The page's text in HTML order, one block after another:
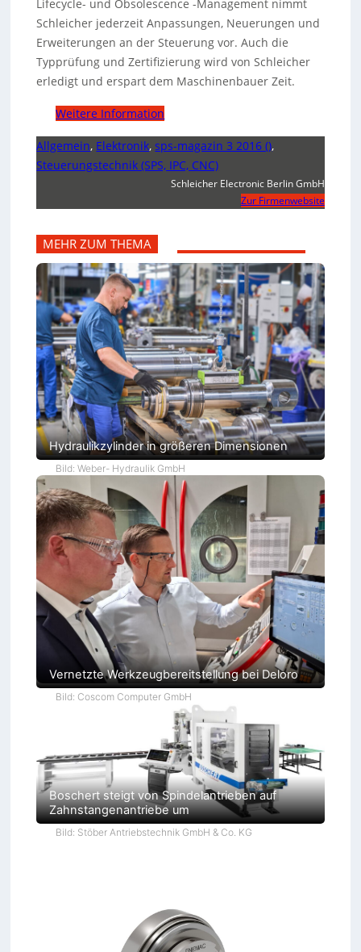
Lifecycle- und Obsolescence -Management nimmt
Schleicher jederzeit Anpassungen, Neuerungen und
Erweiterungen an der Steuerung vor. Auch die
Typprüfung und Zertifizierung wird von Schleicher
erledigt und erspart dem Maschinenbauer Zeit.
Weitere Information
Allgemein, Elektronik,sps-magazin 3 2016 (),
Steuerungstechnik (SPS, IPC, CNC)
Schleicher Electronic Berlin GmbH
Zur Firmenwebsite
MEHR ZUM THEMA
Hydraulikzylinder in größeren Dimensionen
Bild: Weber- Hydraulik GmbH
Vernetzte Werkzeugbereitstellung bei Deloro
Bild: Coscom Computer GmbH
Boschert steigt von Spindelantrieben auf
Zahnstangenantriebe um
Bild: Stöber Antriebstechnik GmbH & Co. KG